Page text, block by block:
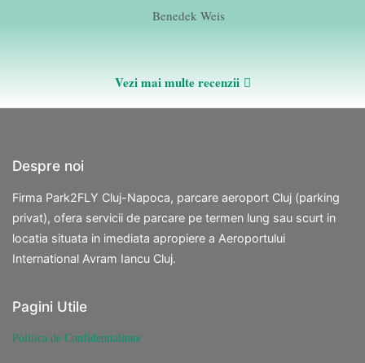
Benedek Weis
Vezi mai multe recenzii
Despre noi
Firma Park2FLY Cluj-Napoca, parcare aeroport Cluj (parking
privat), ofera servicii de parcare pe termen lung sau scurt in
locatia situata in imediata apropiere a Aeroportului
International Avram Iancu Cluj.
Pagini Utile
Politica de Confidentialitate